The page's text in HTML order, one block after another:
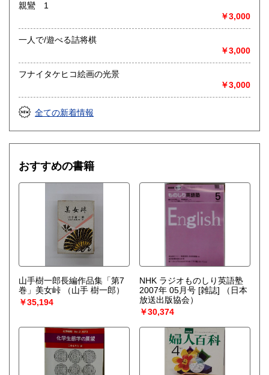
親鸞 1
￥3,000
一人で/遊べる詰将棋
￥3,000
フナイタケヒコ絵画の光景
￥3,000
全ての新着情報
おすすめの書籍
山手樹一郎長編作品集「第7
巻」美女峠
（山手 樹一郎）
￥35,194
NHK ラジオものしり英語塾
2007年 05月号 [雑誌]
（日本
放送出版協会）
￥30,374